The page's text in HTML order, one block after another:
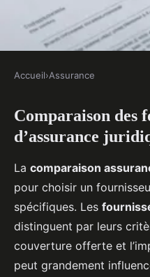
Assurance
comparaison
Candice•18 février 2025•5
Accueil›Assurance
Comparaison des
d’assurance
La comparaison
pour choisir un
spécifiques. Les
distinguent par leurs
couverture offerte et
peut grandement